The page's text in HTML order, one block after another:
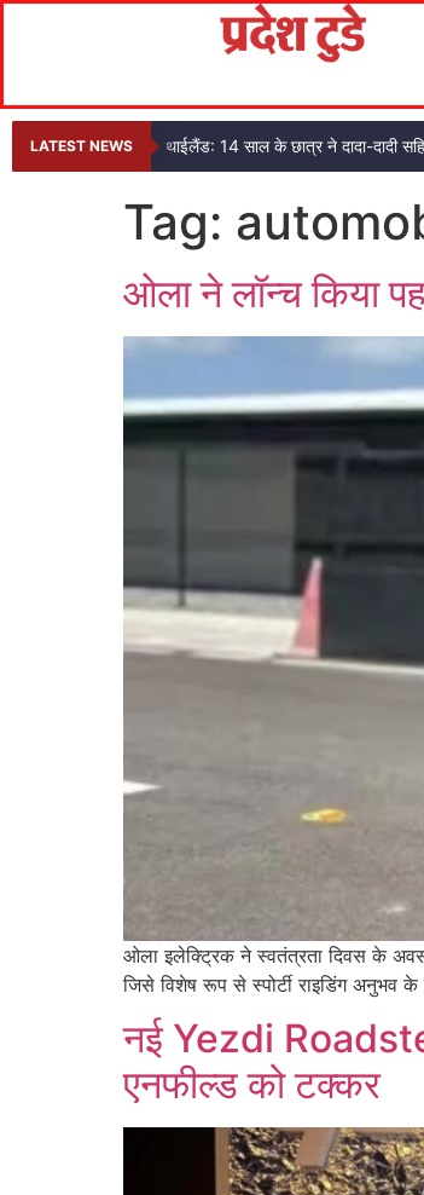
LATEST NEWS थाईलैंड: 14 साल के छात्र ने दादा-दादी
Tag:
ओला ने लॉन्च किया
ओला इलेक्ट्रिक ने स्वतंत्रता दिवस के
जिसे विशेष रूप से स्पोर्टी राइडिंग
नई Yezdi
एनफील्ड को टक्कर